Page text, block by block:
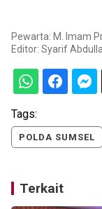
Pewarta: M. Imam
Editor: Syarif
Tags:
POLDA SUMSEL
Terkait